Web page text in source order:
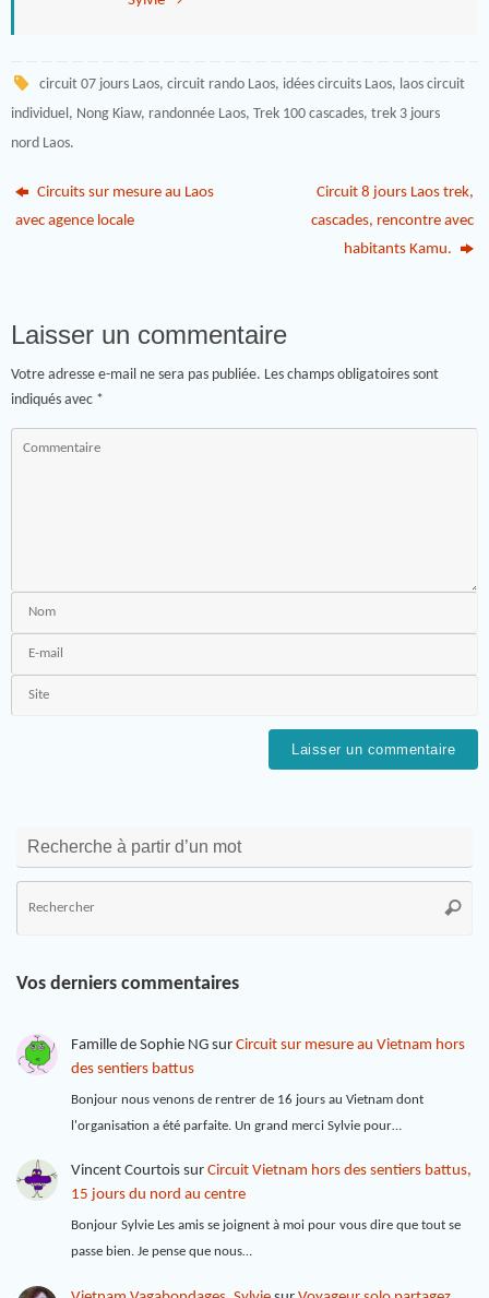
circuit 07 jours Laos, circuit rando Laos, idées circuits Laos, laos circuit
individuel , Nong Kiaw, randonnée Laos, Trek 100 cascades, trek 3 jours
nord Laos.
Circuits sur mesure au Laos
avec agence locale
Circuit 8 jours Laos trek,
cascades, rencontre avec
habitants Kamu.
Laisser un commentaire
Votre adresse e-mail ne sera pas publiée. Les champs obligatoires sont
indiqués avec *
Recherche à partir d’un mot
Vos derniers commentaires
Famille de Sophie NGsur Circuit sur mesure au Vietnam hors
des sentiers battus
Bonjour nous venons de rentrer de 16 jours au Vietnam dont
l'organisation a été parfaite. Un grand merci Sylvie pour…
Vincent Courtoissur Circuit Vietnam hors des sentiers battus,
15 jours du nord au centre
Bonjour Sylvie Les amis se joignent à moi pour vous dire que tout se
passe bien. Je pense que nous…